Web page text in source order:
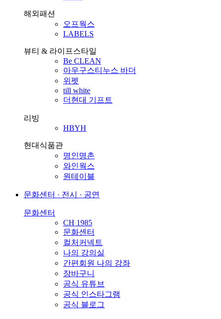
해외패션
오프웍스
LABELS
뷰티 & 라이프스타일
Be CLEAN
아우구스티누스 바더
위펫
till white
더현대 기프트
리빙
HBYH
현대식품관
명인명촌
와인웍스
원테이블
문화센터 · 전시 · 공연
문화센터
CH 1985
문화센터
컬처커넥트
나의 강의실
간편회원 나의 강좌
장바구니
공식 유튜브
공식 인스타그램
공식 블로그